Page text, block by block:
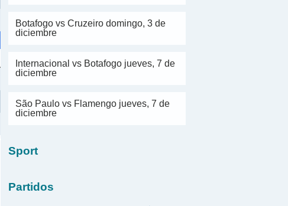
Botafogo vs Cruzeiro domingo, 3 de
diciembre
Internacional vs Botafogo jueves, 7 de
diciembre
São Paulo vs Flamengo jueves, 7 de
diciembre
Sport
Partidos